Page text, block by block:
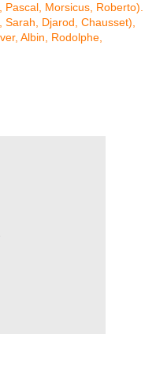
Morsicus, Roberto).
Djarod, Chausset),
Albin, Rodolphe,